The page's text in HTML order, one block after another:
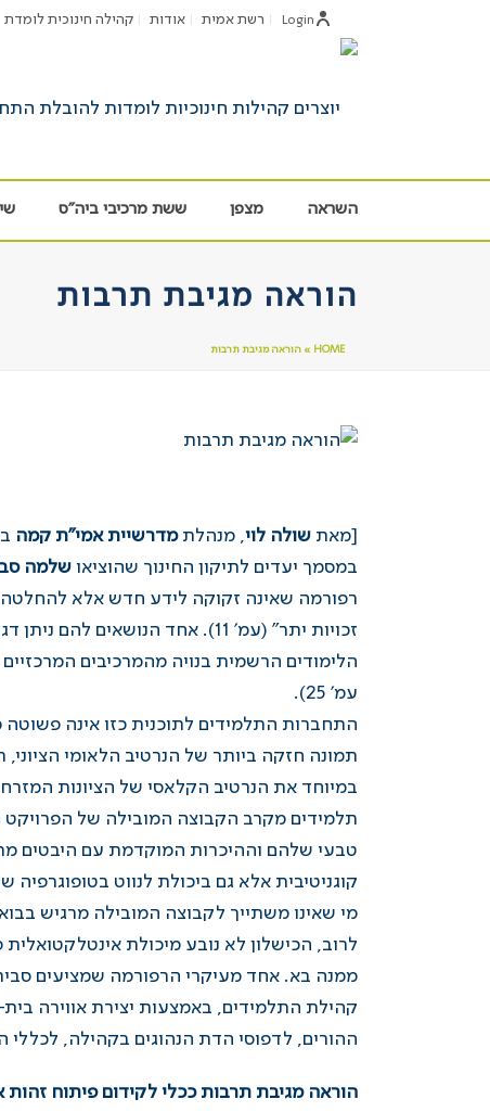
רשת אמית אודות קהילה חינוכית לומדת Login
השראה מצפן ששת מרכיבי ביה"ס
הוראה מגיבת תרבות
HOME
» הוראה מגיבת תרבות
[מאת שולה לוי, מנהלתמדרשיית אמי"ת קמה
במסמך יעדים לתיקון החינוך שהוציאו שלמה
רפורמה שאינה זקוקה לידע חדש אלא
זכויות יתר" (עמ' 11). אחד
הלימודים הרשמית בנויה מהמרכיבים
עמ' 25).
התחברות התלמידים לתוכנית כזו אינה
תמונה חזקה ביותר של הנרטיב הלאומי
במיוחד את הנרטיב הקלאסי של הציונות
תלמידים מקרב הקבוצה המובילה של
טבעי שלהם וההיכרות המוקדמת עם היבטים
קוגניטיבית אלא גם ביכולת לנווט בטופוגרפיה
מי שאינו משתייך לקבוצה המובילה מרגיש
לרוב, הכישלון לא נובע מיכולת
ממנה בא. אחד מעיקרי הרפורמה שמציעים
קהילת התלמידים, באמצעות יצירת אווירה
ההורים, לדפוסי הדת הנהוגים בקהילה, לכללי
הוראה מגיבת תרבות ככלי לקידום פיתוח זהות